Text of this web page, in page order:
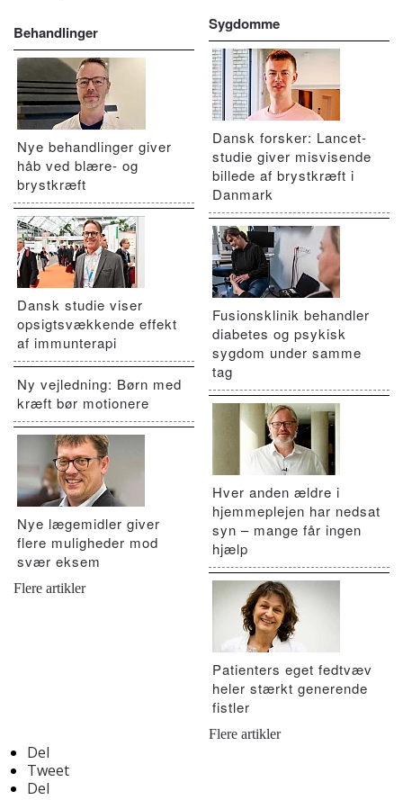
Behandlinger
Nye behandlinger giver
håb ved blære- og
brystkræft
Dansk studie viser
opsigtsvækkende effekt
af immunterapi
Ny vejledning: Børn med
kræft bør motionere
Nye lægemidler giver
flere muligheder mod
svær eksem
Flere artikler
Sygdomme
Dansk forsker: Lancet-
studie giver misvisende
billede af brystkræft i
Danmark
Fusionsklinik behandler
diabetes og psykisk
sygdom under samme
tag
Hver anden ældre i
hjemmeplejen har nedsat
syn – mange får ingen
hjælp
Patienters eget fedtvæv
heler stærkt generende
fistler
Flere artikler
Del
Tweet
Del